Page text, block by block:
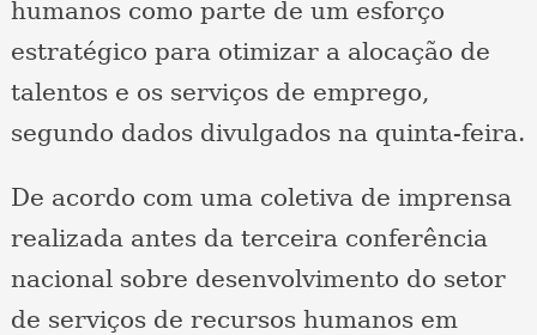
humanos como parte de um esforço
estratégico para otimizar a alocação de
talentos e os serviços de emprego,
segundo dados divulgados na quinta-feira.
De acordo com uma coletiva de imprensa
realizada antes da terceira conferência
nacional sobre desenvolvimento do setor
de serviços de recursos humanos em